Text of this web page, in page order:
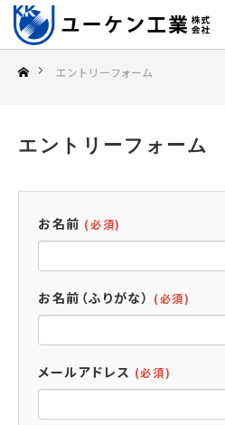
エントリーフォーム
エントリーフォーム
お名前 (必須)
お名前（ふりがな） (必須)
メールアドレス (必須)